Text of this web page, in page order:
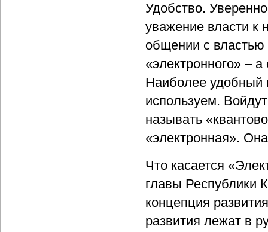
Удобство.
уважение власти к
общении с властью
«электронного» –
Наиболее удобный
используем.
называть
«электронная».
Что касается
главы Республики
концепция
развития лежат в